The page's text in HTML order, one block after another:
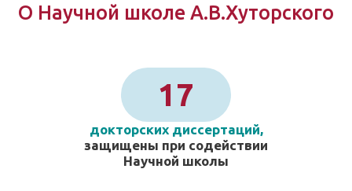
О Научной школе А.В.Хуторского
17
докторских диссертаций,
защищены при содействии
Научной школы